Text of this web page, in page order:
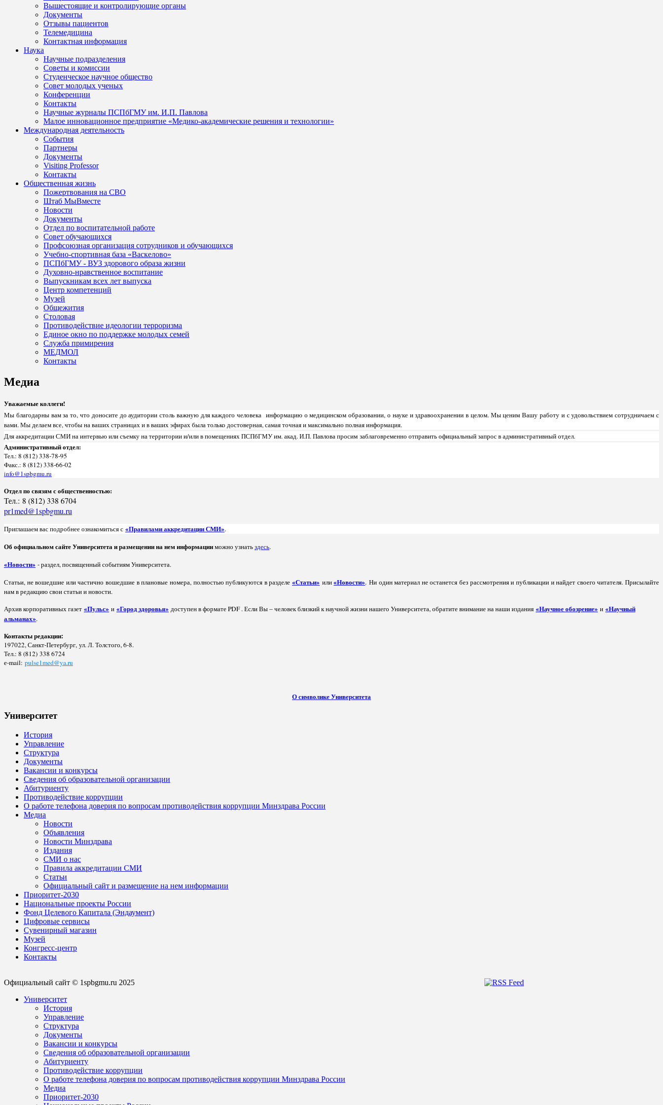
Вышестоящие и контролирующие органы
Документы
Отзывы пациентов
Телемедицина
Контактная информация
Наука
Научные подразделения
Советы и комиссии
Студенческое научное общество
Совет молодых ученых
Конференции
Контакты
Научные журналы ПСПбГМУ им. И.П. Павлова
Малое инновационное предприятие «Медико-академические решения и технологии»
Международная деятельность
События
Партнеры
Документы
Visiting Professor
Контакты
Общественная жизнь
Пожертвования на СВО
Штаб МыВместе
Новости
Документы
Отдел по воспитательной работе
Совет обучающихся
Профсоюзная организация сотрудников и обучающихся
Учебно-спортивная база «Васкелово»
ПСПбГМУ - ВУЗ здорового образа жизни
Духовно-нравственное воспитание
Выпускникам всех лет выпуска
Центр компетенций
Музей
Общежития
Столовая
Противодействие идеологии терроризма
Единое окно по поддержке молодых семей
Служба примирения
МЕДМОЛ
Контакты
Медиа
Уважаемые коллеги!
Мы благодарны вам за то, что доносите до аудитории столь важную для каждого человека информацию о медицинском образовании, о науке и здравоохранении в целом. Мы ценим Вашу работу и с удовольствием сотрудничаем с
вами. Мы делаем все, чтобы на ваших страницах и в ваших эфирах была только достоверная, самая точная и максимально полная информация.
Для аккредитации СМИ на интервью или съемку на территории и/или в помещениях ПСПбГМУ им. акад. И.П. Павлова просим заблаговременно отправить официальный запрос в административный отдел.
Административный отдел:
Тел.: 8 (812) 338-78-95
Факс.: 8 (812) 338-66-02
info@1spbgmu.ru
Отдел по связям с общественностью:
Тел.: 8 (812) 338 6704
pr1med@1spbgmu.ru
Приглашаем вас подробнее ознакомиться с «Правилами аккредитации СМИ».
Об официальном сайте Университета и размещении на нем информацииможно узнатьздесь.
«Новости» - раздел, посвященный событиям Университета.
Статьи, не вошедшие или частично вошедшие в плановые номера, полностью публикуются в разделе«Статьи» или«Новости». Ни один материал не останется без рассмотрения и публикации и найдет своего читателя. Присылайте
нам в редакцию свои статьи и новости.
Архив корпоративных газет «Пульс» и «Город здоровья» доступен в формате PDF . Если Вы – человек близкий к научной жизни нашего Университета, обратите внимание на наши издания «Научное обозрение» и «Научный
альманах».
Контакты редакции:
197022, Санкт-Петербург, ул. Л. Толстого, 6-8.
Тел.: 8 (812) 338 6724
е-mail: pulse1med@ya.ru
О символике Университета
Университет
История
Управление
Структура
Документы
Вакансии и конкурсы
Сведения об образовательной организации
Абитуриенту
Противодействие коррупции
О работе телефона доверия по вопросам противодействия коррупции Минздрава России
Медиа
Новости
Объявления
Новости Минздрава
Издания
СМИ о нас
Правила аккредитации СМИ
Статьи
Официальный сайт и размещение на нем информации
Приоритет-2030
Национальные проекты России
Фонд Целевого Капитала (Эндаумент)
Цифровые сервисы
Сувенирный магазин
Музей
Конгресс-центр
Контакты
Официальный сайт © 1spbgmu.ru 2025
Университет
История
Управление
Структура
Документы
Вакансии и конкурсы
Сведения об образовательной организации
Абитуриенту
Противодействие коррупции
О работе телефона доверия по вопросам противодействия коррупции Минздрава России
Медиа
Приоритет-2030